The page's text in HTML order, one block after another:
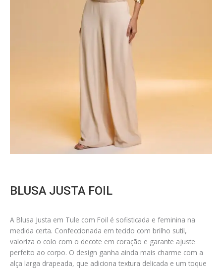
BLUSA JUSTA FOIL
A Blusa Justa em Tule com Foil é sofisticada e feminina na
medida certa. Confeccionada em tecido com brilho sutil,
valoriza o colo com o decote em coração e garante ajuste
perfeito ao corpo. O design ganha ainda mais charme com a
alça larga drapeada, que adiciona textura delicada e um toque